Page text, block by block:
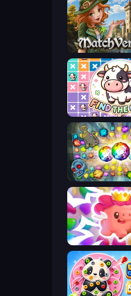
MatchVentures
Find The Cow
Forgotten
Match Arena